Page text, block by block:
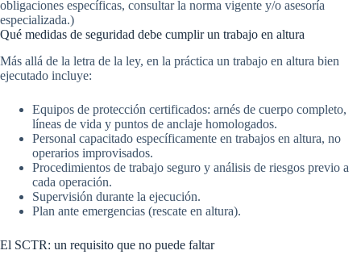
obligaciones específicas, consultar la norma vigente y/o asesoría
especializada.)
Qué medidas de seguridad debe cumplir un trabajo en altura
Más allá de la letra de la ley, en la práctica un trabajo en altura bien
ejecutado incluye:
Equipos de protección certificados: arnés de cuerpo completo,
líneas de vida y puntos de anclaje homologados.
Personal capacitado específicamente en trabajos en altura, no
operarios improvisados.
Procedimientos de trabajo seguro y análisis de riesgos previo a
cada operación.
Supervisión durante la ejecución.
Plan ante emergencias (rescate en altura).
El SCTR: un requisito que no puede faltar